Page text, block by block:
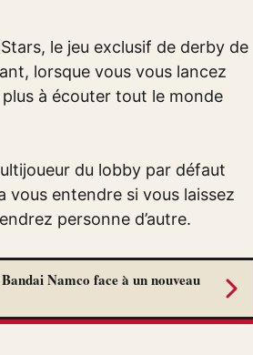
le jeu exclusif de derby de
lorsque vous vous lancez
à écouter tout le monde
du lobby par défaut
vous entendre si vous laissez
personne d’autre.
Namco face à un nouveau